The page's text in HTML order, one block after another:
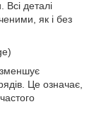
Всі деталі
як і без
зменшує
Це означає,